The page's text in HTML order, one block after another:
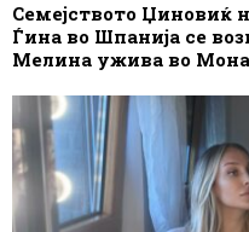
Семејството Џиновиќ
Ѓина во Шпанија се
Мелина ужива во